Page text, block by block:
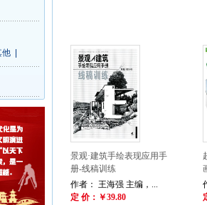
他
景观·建筑手绘表现应用手
册-线稿训练
作者： 王海强 主编，...
定 价：￥39.80